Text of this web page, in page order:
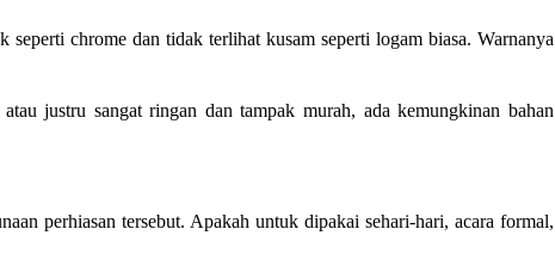
chrome dan tidak terlihat kusam seperti logam biasa. Warnanya
justru sangat ringan dan tampak murah, ada kemungkinan bahan
perhiasan tersebut. Apakah untuk dipakai sehari-hari, acara formal,